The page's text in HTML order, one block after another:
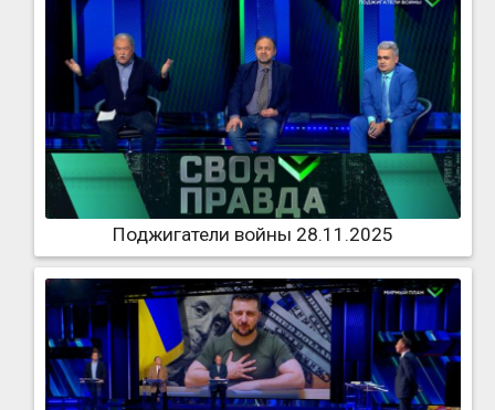
Поджигатели войны 28.11.2025